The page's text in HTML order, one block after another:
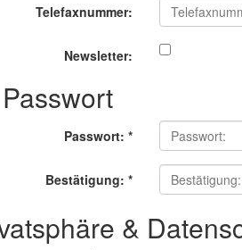
Telefaxnummer:
Newsletter:
Passwort: *
Bestätigung: *
&